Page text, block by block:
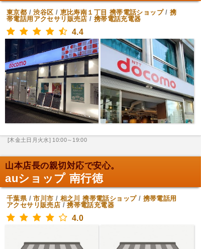
東京都 /渋谷区 / 恵比寿南１丁目 携帯電話ショップ/携
帯電話用アクセサリ販売店 / 携帯電話充電器
4.4
[木金土日月火水] 10:00～19:00
山本店長の親切対応で安心。
auショップ 南行徳
千葉県/市川市 / 相之川 携帯電話ショップ/ 携帯電話用
アクセサリ販売店 /携帯電話充電器
4.0